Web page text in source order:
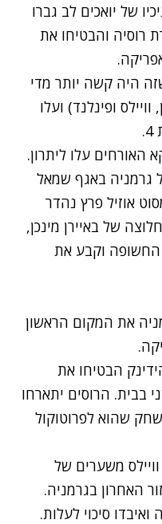
של יואכים לב גברו
נבחרת רוסיה והבטיחו את
היה קשה יותר מדי
ופינלנד) ועלו
האורחים עלו ליתרון.
של גרמניה באגף שמאל
אוזיל פרץ נהדר
של באיירן מינכן,
החשופה וקבע את
את המקום הראשון
הבטיחו את
הרוסים יתארחו
שהוא לפרוטוקול
שניצחה 1:2 את וויילס משערים של
האחרון בגרמניה.